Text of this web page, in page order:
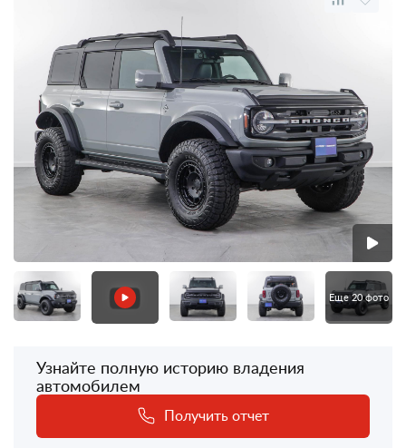
Еще 20 фото
Узнайте полную историю владения
автомобилем
Получить отчет